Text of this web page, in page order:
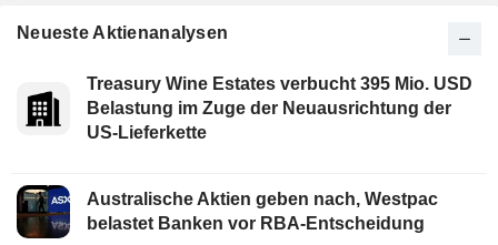
Neueste Aktienanalysen
Treasury Wine Estates verbucht 395 Mio. USD
Belastung im Zuge der Neuausrichtung der
US-Lieferkette
Australische Aktien geben nach, Westpac
belastet Banken vor RBA-Entscheidung